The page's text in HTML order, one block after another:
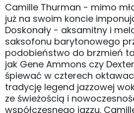
Camille Thurman - mimo
już na swoim koncie
Doskonały - aksamitny i
saksofonu barytonowego
podobieństwo do brzmień
jak Gene Ammons czy
śpiewać w czterech
tradycję legend jazzowej
ze świeżością i
współczesnego jazzu.